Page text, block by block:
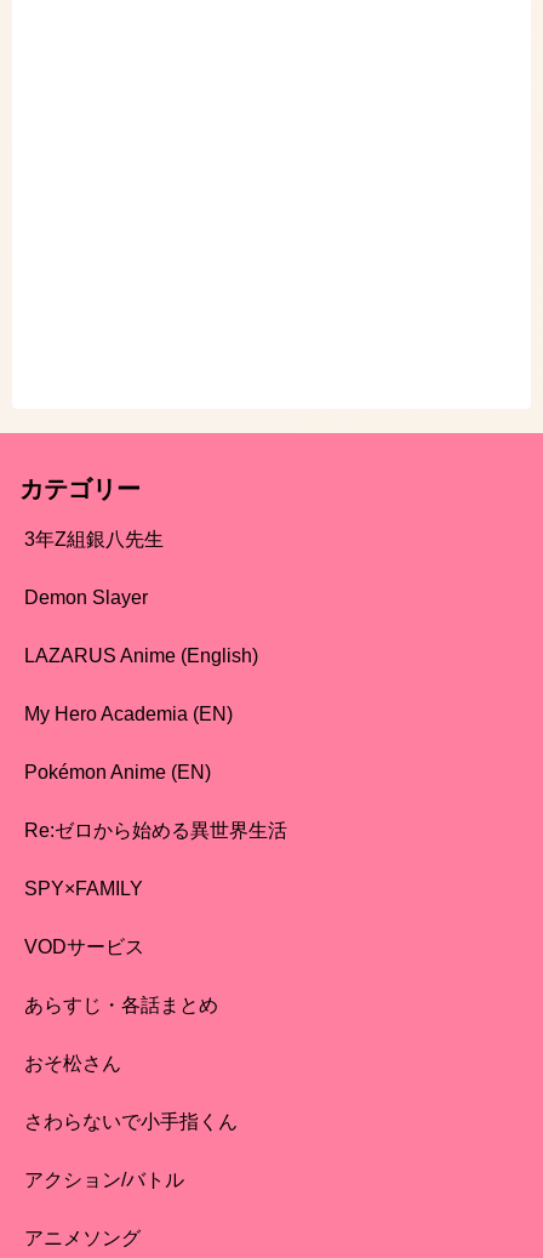
カテゴリー
3年Z組銀八先生
Demon Slayer
LAZARUS Anime (English)
My Hero Academia (EN)
Pokémon Anime (EN)
Re:ゼロから始める異世界生活
SPY×FAMILY
VODサービス
あらすじ・各話まとめ
おそ松さん
さわらないで小手指くん
アクション/バトル
アニメソング